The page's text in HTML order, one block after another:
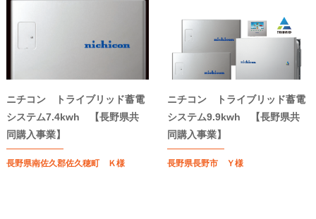
ニチコン トライブリッド蓄電
システム7.4kwh 【長野県共
同購入事業】
長野県南佐久郡佐久穂町 Ｋ様
ニチコン トライブリッド蓄電
システム9.9kwh 【長野県共
同購入事業】
長野県長野市 Ｙ様